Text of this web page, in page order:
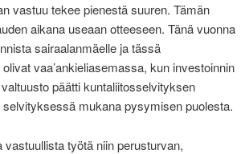
vastuu tekee pienestä suuren. Tämän
aikana useaan otteeseen. Tänä vuonna
sairaalanmäelle ja tässä
vaa’ankieliasemassa, kun investoinnin
päätti kuntaliitosselvityksen
mukana pysymisen puolesta.
työtä niin perusturvan,